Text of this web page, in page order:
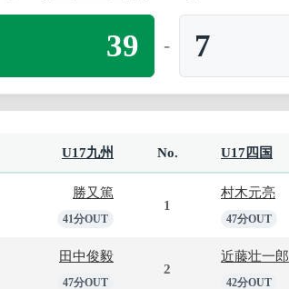
39 - 7
U17九州 No. U17四国
勝又篤
41分OUT
1
村木元亮
47分OUT
田中俊毅
47分OUT
2
近藤壮一郎
42分OUT